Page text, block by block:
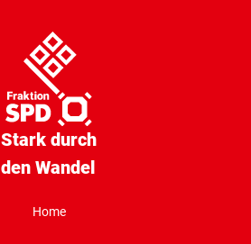
Stark durch
den Wandel
Home